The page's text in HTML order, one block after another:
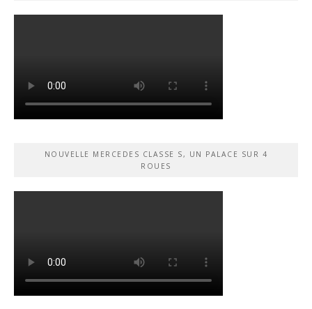
NOUVELLE MERCEDES CLASSE S, UN PALACE SUR 4
ROUES